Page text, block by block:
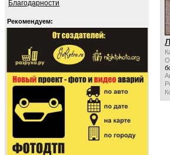
Благодарности
Рекомендуем: